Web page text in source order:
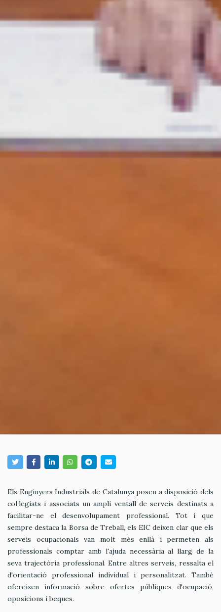
Els Enginyers Industrials de Catalunya posen a disposició dels
col·legiats i associats un ampli ventall de serveis destinats a
facilitar-ne el desenvolupament professional. Tot i que
sempre destaca la Borsa de Treball, els EIC deixen clar que els
serveis ocupacionals van molt més enllà i permeten als
professionals comptar amb l'ajuda necessària al llarg de la
seva trajectòria professional. Entre altres serveis, ressalta el
d'orientació professional individual i personalitzat. També
ofereixen informació sobre ofertes públiques d'ocupació,
oposicions i beques.